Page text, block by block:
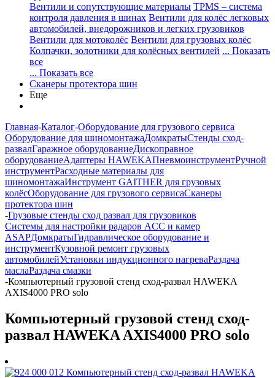
Вентили и сопутствующие материалы TPMS – система
контроля давления в шинах Вентили для колёс легковых
автомобилей, внедорожников и легких грузовиков
Вентили для мотоколёс Вентили для грузовых колёс
Колпачки, золотники для колёсных вентилей ... Показать
все
... Показать все
Сканеры протектора шин
Еще
Главная-Каталог-Оборудование для грузового сервиса
Оборудование для шиномонтажаДомкратыСтенды сход-
развалГаражное оборудованиеДископравное
оборудованиеАдаптеры HAWEKAПневмоинструментРучной
инструментРасходные материалы для
шиномонтажаИнструмент GAITHER для грузовых
колёсОборудование для грузового сервисаСканеры
протектора шин
-Грузовые стенды сход развал для грузовиков
Системы для настройки радаров ACC и камер
ASAPДомкратыГидравлическое оборудование и
инструментКузовной ремонт грузовых
автомобилейУстановки индукционного нагреваРаздача
маслаРаздача смазки
-Компьютерный грузовой стенд сход-развал HAWEKA
AXIS4000 PRO solo
Компьютерный грузовой стенд сход-
развал HAWEKA AXIS4000 PRO solo